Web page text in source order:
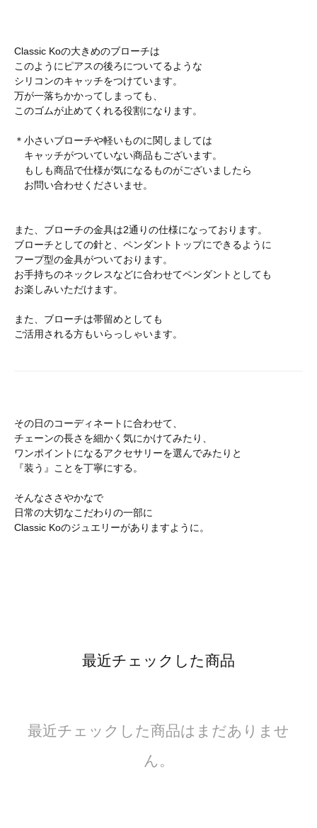
Classic Koの大きめのブローチは
このようにピアスの後ろについてるような
シリコンのキャッチをつけています。
万が一落ちかかってしまっても、
このゴムが止めてくれる役割になります。
＊小さいブローチや軽いものに関しましては
キャッチがついていない商品もございます。
もしも商品で仕様が気になるものがございましたら
お問い合わせくださいませ。
また、ブローチの金具は2通りの仕様になっております。
ブローチとしての針と、ペンダントトップにできるように
フープ型の金具がついております。
お手持ちのネックレスなどに合わせてペンダントとしても
お楽しみいただけます。
また、ブローチは帯留めとしても
ご活用される方もいらっしゃいます。
その日のコーディネートに合わせて、
チェーンの長さを細かく気にかけてみたり、
ワンポイントになるアクセサリーを選んでみたりと
『装う』ことを丁寧にする。
そんなささやかなで
日常の大切なこだわりの一部に
Classic Koのジュエリーがありますように。
最近チェックした商品
最近チェックした商品はまだありませ
ん。